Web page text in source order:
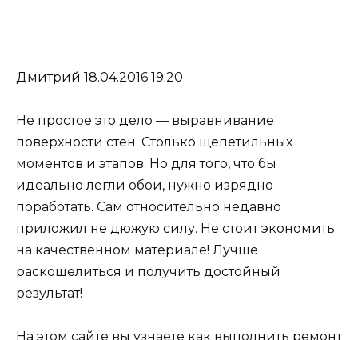
Дмитрий 18.04.2016 19:20
Не простое это дело — выравнивание
поверхности стен. Столько щепетильных
моментов и этапов. Но для того, что бы
идеально легли обои, нужно изрядно
поработать. Сам относительно недавно
приложил не дюжую силу. Не стоит экономить
на качественном материале! Лучше
раскошелиться и получить достойный
результат!
На этом сайте вы узнаете как выполнить ремонт